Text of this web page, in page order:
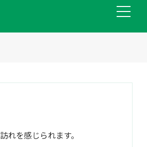
れを感じられます。